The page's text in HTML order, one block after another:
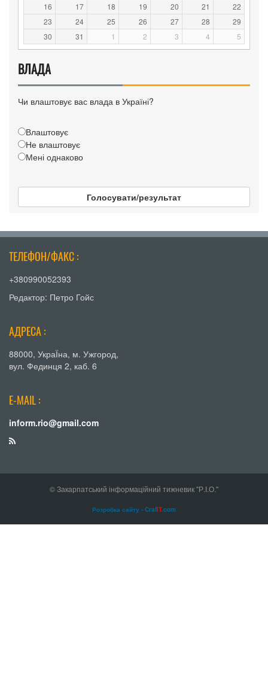
16
17 18 19 20 21
22
23
24 25 26 27 28
29
30
31 1 2 3 4 5
ВЛАДА
Чи влаштовує вас влада в Україні?
Влаштовує
Не влаштовує
Мені однаково
Голосувати/результат
ТЕЛЕФОН/ФАКС :
+380990052393
Редактор: Петро Гойс
АДРЕСА :
88000, УкраЇна, м. Ужгород,
вул. Фединця 2, каб. 6
E-MAIL :
inform.rio@gmail.com
© Закарпатський інформаційний тижневик "Р.І.О."
Розробка сайту - CrafIT.com